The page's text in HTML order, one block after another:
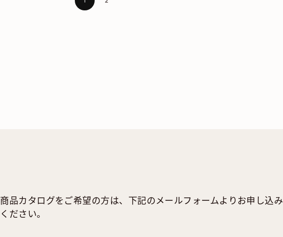
商品カタログをご希望の方は、下記のメールフォームよりお申し込み
ください。